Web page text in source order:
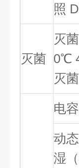
照
灭菌
灭
0℃
灭菌
电
动
湿